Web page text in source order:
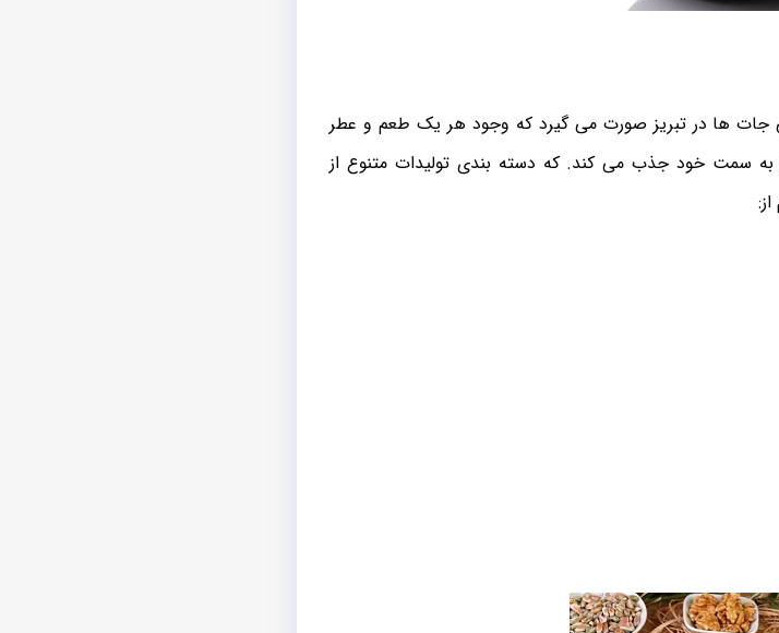
جات ها در تبریز صورت می گیرد که وجود هر یک طعم و عطر
به سمت خود جذب می کند. که دسته بندی تولیدات متنوع از